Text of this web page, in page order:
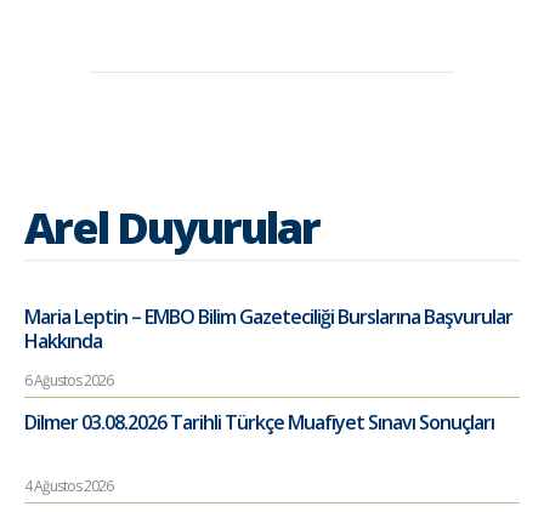
Arel Duyurular
Maria Leptin – EMBO Bilim Gazeteciliği Burslarına Başvurular
Hakkında
6 Ağustos 2026
Dilmer 03.08.2026 Tarihli Türkçe Muafiyet Sınavı Sonuçları
4 Ağustos 2026